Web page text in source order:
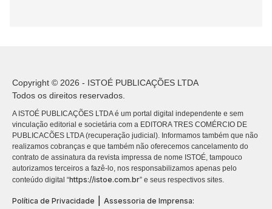
Copyright © 2026 - ISTOÉ PUBLICAÇÕES LTDA
Todos os direitos reservados.
A ISTOÉ PUBLICAÇÕES LTDA é um portal digital independente e sem
vinculação editorial e societária com a EDITORA TRES COMÉRCIO DE
PUBLICACÕES LTDA (recuperação judicial). Informamos também que não
realizamos cobranças e que também não oferecemos cancelamento do
contrato de assinatura da revista impressa de nome ISTOÉ, tampouco
autorizamos terceiros a fazê-lo, nos responsabilizamos apenas pelo
conteúdo digital “https://istoe.com.br” e seus respectivos sites.
Política de Privacidade Assessoria de Imprensa: